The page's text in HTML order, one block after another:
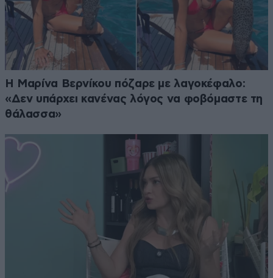
Η Μαρίνα Βερνίκου πόζαρε με λαγοκέφαλο:
«Δεν υπάρχει κανένας λόγος να φοβόμαστε τη
θάλασσα»